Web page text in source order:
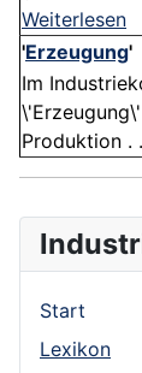
Weiterlesen
'Erzeugung'
Im
Produktion .
Start
Lexikon